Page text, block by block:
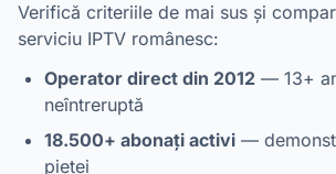
Verifică criteriile de mai sus și
serviciu IPTV românesc:
Operator direct din 2012 — 13+
neîntreruptă
18.500+ abonați activi —
pieței